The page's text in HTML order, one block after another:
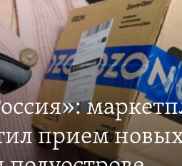
прием новых